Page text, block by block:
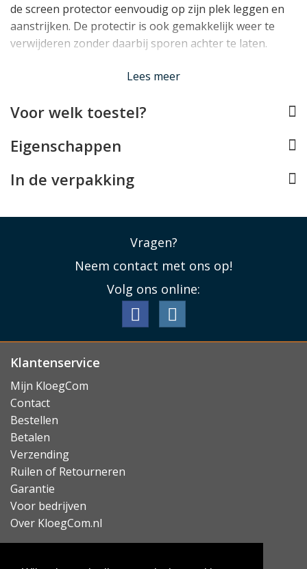
de screen protector eenvoudig op zijn plek leggen en
aanstrijken. De protectir is ook gemakkelijk weer te
verwijderen zonder daarbij sporen achter te laten.
Lees minder
Lees meer
Voor welk toestel?
Eigenschappen
In de verpakking
Vragen?
Neem contact met ons op!
Volg ons online:
Klantenservice
Mijn KloegCom
Contact
Bestellen
Betalen
Verzending
Ruilen of Retourneren
Garantie
Voor bedrijven
Over KloegCom.nl